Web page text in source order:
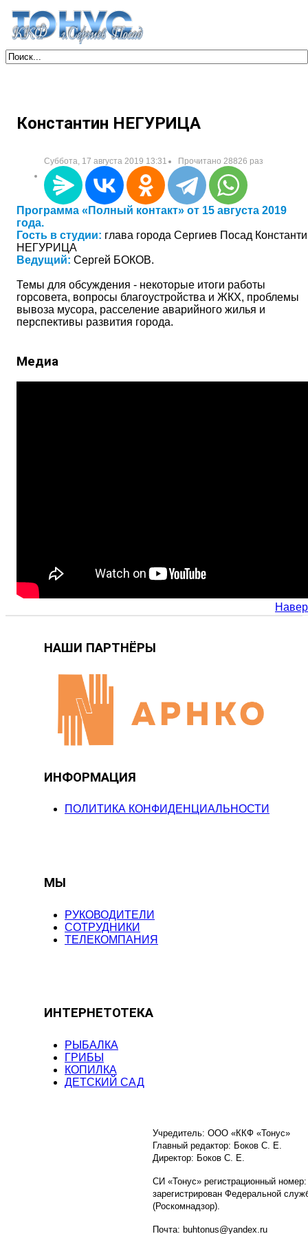
Константин НЕГУРИЦА
Суббота, 17 августа 2019 13:31 Прочитано 28826 раз
Программа «Полный контакт» от 15 августа 2019
года.
Гость в студии: глава города Сергиев Посад
НЕГУРИЦА
Ведущий: Сергей БОКОВ.
Темы для обсуждения - некоторые итоги работы
горсовета, вопросы благоустройства и ЖКХ, проблемы
вывоза мусора, расселение аварийного жилья и
перспективы развития города.
Медиа
НАШИ ПАРТНЁРЫ
ИНФОРМАЦИЯ
ПОЛИТИКА КОНФИДЕНЦИАЛЬНОСТИ
МЫ
РУКОВОДИТЕЛИ
СОТРУДНИКИ
ТЕЛЕКОМПАНИЯ
ИНТЕРНЕТОТЕКА
РЫБАЛКА
ГРИБЫ
КОПИЛКА
ДЕТСКИЙ САД
Учредитель: ООО «ККФ «Тонус»
Главный редактор: Боков С. Е.
Директор: Боков С. Е.
СИ «Тонус» регистрационный
зарегистрирован Федеральной
(Роскомнадзор).
Почта: buhtonus@yandex.ru